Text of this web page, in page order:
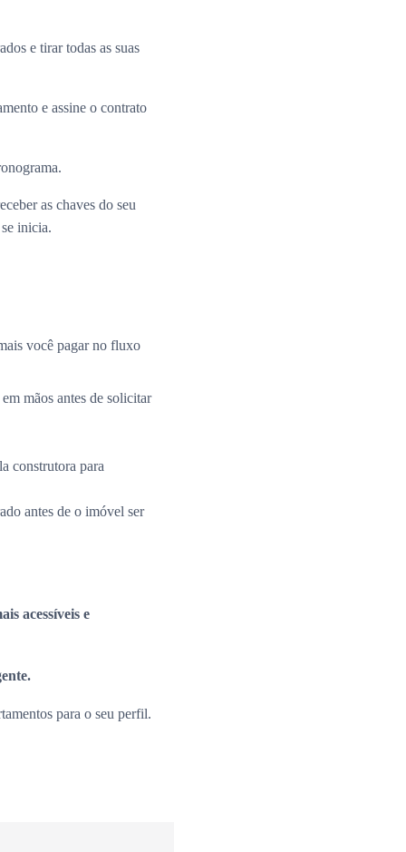
e tirar todas as suas
e assine o contrato
as chaves do seu
inicia.
você pagar no fluxo
mãos antes de solicitar
construtora para
antes de o imóvel ser
acessíveis e
para o seu perfil.